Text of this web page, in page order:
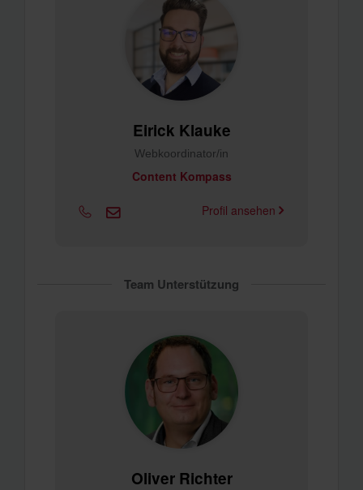
Eirick Klauke
Webkoordinator/in
Content Kompass
Profil ansehen
Team Unterstützung
Oliver Richter